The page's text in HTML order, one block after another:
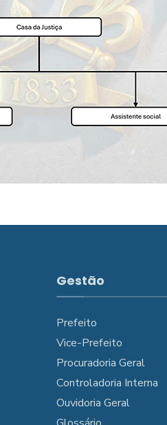
Gestão
Prefeito
Vice-Prefeito
Procuradoria Geral
Controladoria Interna
Ouvidoria Geral